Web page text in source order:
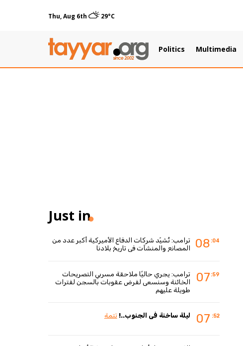
Thu, Aug 6th 29°C
Politics Multimedia
Just in
08 :04
ترامب: تُشيّد شركات الدفاع الأميركية أكبر عدد من
المصانع والمنشآت في تاريخ بلادنا
07 :59
ترامب: يجري حاليًا ملاحقة مسربي التصريحات
الخائنة وسنسعى لفرض عقوبات بالسجن لفترات
طويلة عليهم
07 :52 ليلة ساخنة في الجنوب..! تتمة